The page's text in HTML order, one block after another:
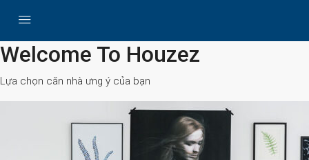
Search
Welcome To Houzez
Lựa chọn căn nhà ưng ý của bạn